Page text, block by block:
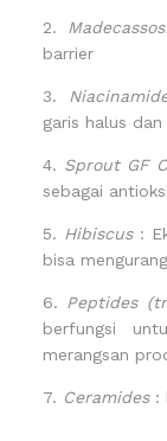
2.
barrier
3.
garis halus
4. Sprout GF
sebagai
5. Hibiscus:
bisa
6. Peptides
berfungsi
merangsan
7. Ceramides :